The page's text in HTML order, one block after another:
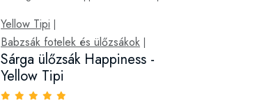
Yellow Tipi |
Babzsák fotelek és ülőzsákok|
Sárga ülőzsák Happiness -
Yellow Tipi